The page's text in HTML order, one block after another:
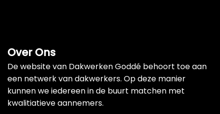
Over Ons
De website van Dakwerken Goddé behoort toe aan
een netwerk van dakwerkers. Op deze manier
kunnen we iedereen in de buurt matchen met
kwalitiatieve aannemers.